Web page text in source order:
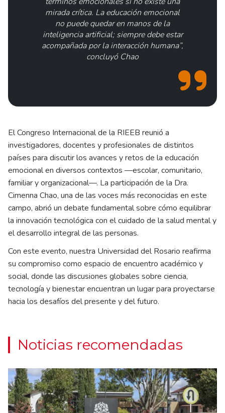
mirada crítica. La educación emocional
no puede quedar en manos de la
inteligencia artificial; siempre debe estar
acompañada por la interacción humana”,
concluyó Chao
El Congreso Internacional de la RIEEB reunió a
investigadores, docentes y profesionales de distintos
países para discutir los avances y retos de la educación
emocional en diversos contextos —escolar, comunitario,
familiar y organizacional—. La participación de la Dra.
Cimenna Chao, una de las voces más reconocidas en este
campo, abrió un debate fundamental sobre cómo equilibrar
la innovación tecnológica con el cuidado de la salud mental y
el desarrollo integral de las personas.
Con este evento, nuestra Universidad del Rosario reafirma
su compromiso como espacio de encuentro académico y
social, donde las discusiones globales sobre ciencia,
tecnología y bienestar encuentran un lugar para proyectarse
hacia los desafíos del presente y del futuro.
Noticias recomendadas